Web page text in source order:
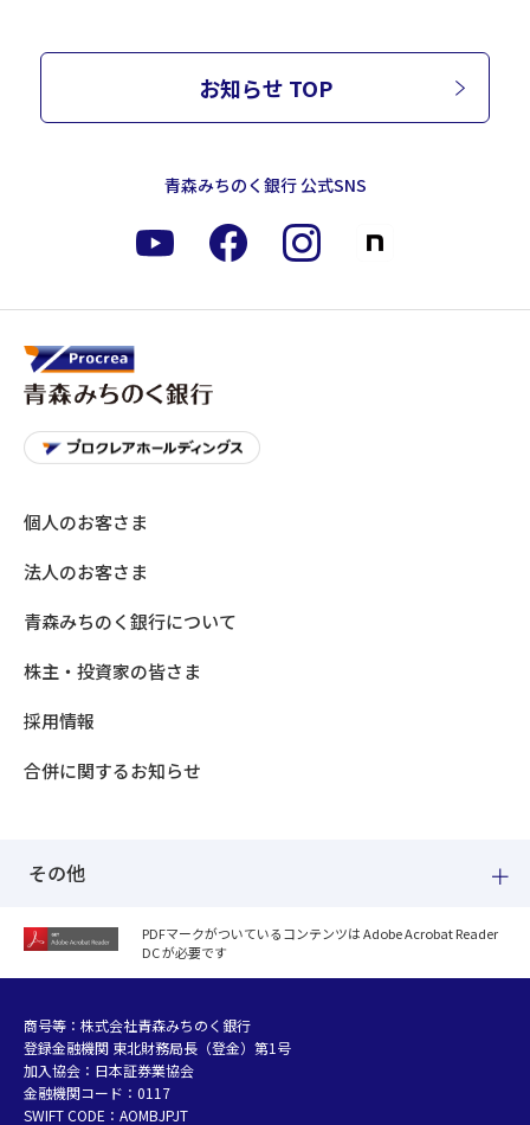
お知らせ TOP
青森みちのく銀行 公式SNS
個人のお客さま
法人のお客さま
青森みちのく銀行について
株主・投資家の皆さま
採用情報
合併に関するお知らせ
その他
紛失した場合
個人データおよび法人情報に関するグループ共同利用について
マネー・ローンダリング等及び金融犯罪の防止について
販売勧誘方針
お客さまの資産形成支援に向けた業務運営方針
PDFマークがついているコンテンツは Adobe Acrobat Reader
DC が必要です
商号等：株式会社青森みちのく銀行
登録金融機関 東北財務局長（登金）第1号
加入協会：日本証券業協会
金融機関コード：0117
SWIFT CODE：AOMBJPJT